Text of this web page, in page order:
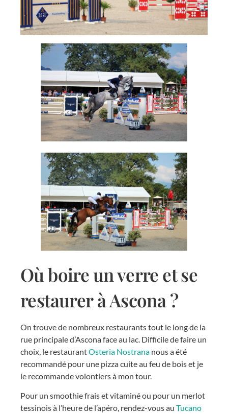
Où boire un verre et se
restaurer à Ascona ?
On trouve de nombreux restaurants tout le long de la
rue principale d’Ascona face au lac. Difficile de faire un
choix, le restaurantOsteria Nostrana nous a été
recommandé pour une pizza cuite au feu de bois et je
le recommande volontiers à mon tour.
Pour un smoothie frais et vitaminé ou pour un merlot
tessinois à l’heure de l’apéro, rendez-vous au Tucano